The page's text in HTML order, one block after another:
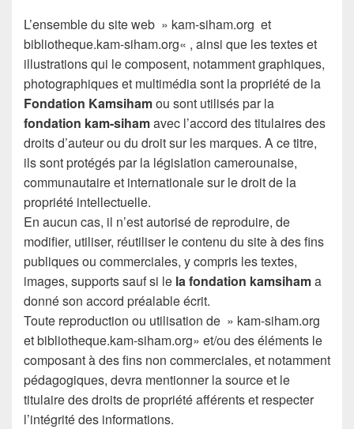
L’ensemble du site web » kam-siham.org et
bibliotheque.kam-siham.org« , ainsi que les textes et
illustrations qui le composent, notamment graphiques,
photographiques et multimédia sont la propriété de la
Fondation Kamsihamou sont utilisés par la
fondation kam-sihamavec l’accord des titulaires des
droits d’auteur ou du droit sur les marques. A ce titre,
ils sont protégés par la législation camerounaise,
communautaire et internationale sur le droit de la
propriété intellectuelle.
En aucun cas, il n’est autorisé de reproduire, de
modifier, utiliser, réutiliser le contenu du site à des fins
publiques ou commerciales, y compris les textes,
images, supports sauf si le la fondation kamsihama
donné son accord préalable écrit.
Toute reproduction ou utilisation de » kam-siham.org
et bibliotheque.kam-siham.org» et/ou des éléments le
composant à des fins non commerciales, et notamment
pédagogiques, devra mentionner la source et le
titulaire des droits de propriété afférents et respecter
l’intégrité des informations.